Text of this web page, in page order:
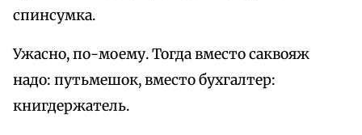
спинсумка.
Ужасно, по-моему. Тогда вместо саквояж
надо: путьмешок, вместо бухгалтер:
книгдержатель.